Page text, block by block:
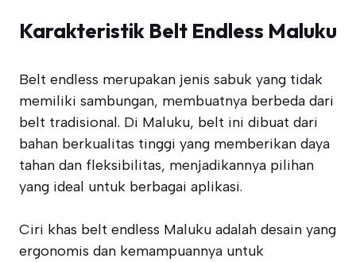
Karakteristik Belt Endless Maluku
Belt endless merupakan jenis sabuk yang tidak
memiliki sambungan, membuatnya berbeda dari
belt tradisional. Di Maluku, belt ini dibuat dari
bahan berkualitas tinggi yang memberikan daya
tahan dan fleksibilitas, menjadikannya pilihan
yang ideal untuk berbagai aplikasi.
Ciri khas belt endless Maluku adalah desain yang
ergonomis dan kemampuannya untuk